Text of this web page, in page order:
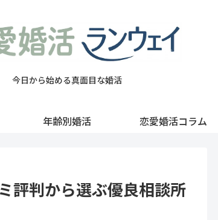
今日から始める真面目な婚活
年齢別婚活 恋愛婚活コラム
評判から選ぶ優良相談所